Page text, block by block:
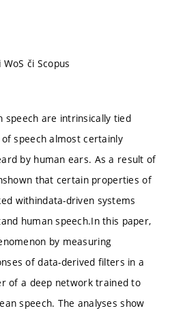
či Scopus
speech are intrinsically tied
speech almost certainly
by human ears. As a result of
that certain properties of
withindata-driven systems
human speech.In this paper,
by measuring
of data-derived filters in a
of a deep network trained to
speech. The analyses show